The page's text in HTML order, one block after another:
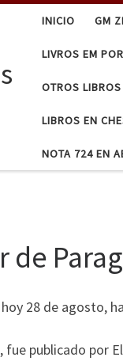
INICIO GM
LIVROS EM
OTROS
LIBROS EN
NOTA 724 EN
de
28 de
publicado por